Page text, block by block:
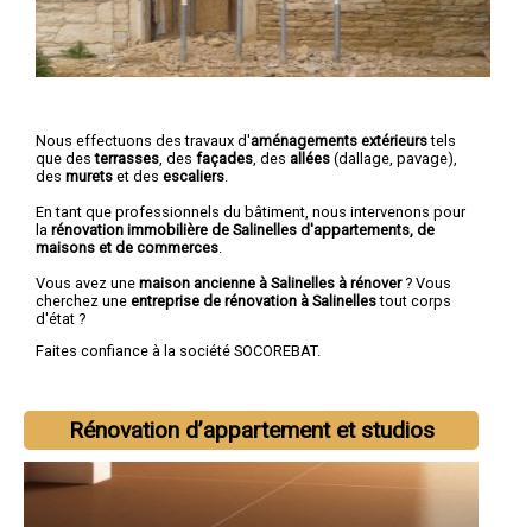
Nous effectuons des travaux d'aménagements extérieurstels
que desterrasses , des façades , des allées (dallage, pavage),
des murets et des escaliers
En tant que professionnels du bâtiment, nous intervenons pour
la rénovation immobilière de Salinelles d'appartements, de
maisons et de commerces
Vous avez une maison ancienne à Salinelles à rénover? Vous
cherchez une entreprise de rénovation à Salinellestout corps
d'état ?
Faites confiance à la société SOCOREBAT.
Rénovation d’appartement et studios